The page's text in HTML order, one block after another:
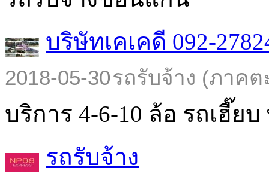
บริษัทเคเคดี 092-
2018-05-30รถรับจ้าง (ภาคต
บริการ 4-6-10 ล้อ รถเฮี๊ยบ
รถรับจ้าง